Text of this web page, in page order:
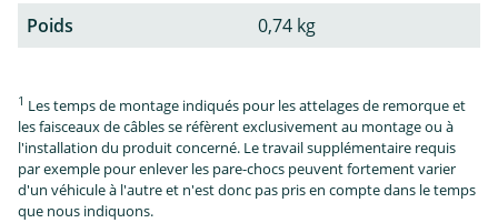
Poids 0,74 kg
1 Les temps de montage indiqués pour les attelages de remorque et
les faisceaux de câbles se réfèrent exclusivement au montage ou à
l'installation du produit concerné. Le travail supplémentaire requis
par exemple pour enlever les pare-chocs peuvent fortement varier
d'un véhicule à l'autre et n'est donc pas pris en compte dans le temps
que nous indiquons.